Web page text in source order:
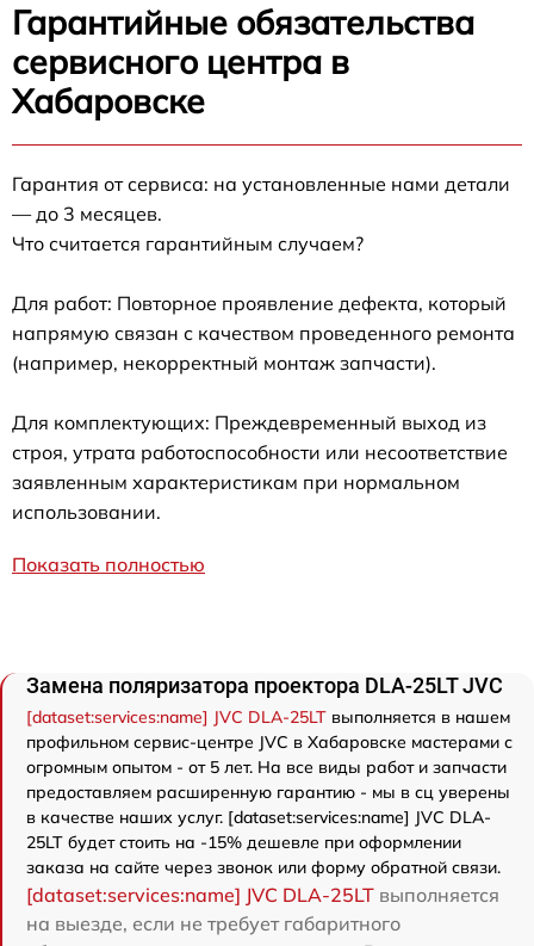
Гарантийные обязательства
сервисного центра в
Хабаровске
Гарантия от сервиса: на установленные нами детали
— до 3 месяцев.
Что считается гарантийным случаем?
Для работ: Повторное проявление дефекта, который
напрямую связан с качеством проведенного ремонта
(например, некорректный монтаж запчасти).
Для комплектующих: Преждевременный выход из
строя, утрата работоспособности или несоответствие
заявленным характеристикам при нормальном
использовании.
Показать полностью
Замена поляризатора проектора DLA-25LT JVC
[dataset:services:name] JVC DLA-25LT выполняется в нашем
профильном сервис-центре JVC в Хабаровске мастерами с
огромным опытом - от 5 лет. На все виды работ и запчасти
предоставляем расширенную гарантию - мы в сц уверены
в качестве наших услуг. [dataset:services:name] JVC DLA-
25LT будет стоить на -15% дешевле при оформлении
заказа на сайте через звонок или форму обратной связи.
[dataset:services:name] JVC DLA-25LT выполняется
на выезде, если не требует габаритного